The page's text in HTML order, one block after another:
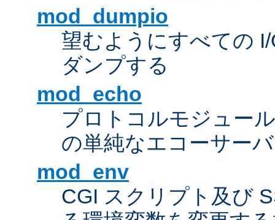
mod_dumpio
望むようにすべての
ダンプする
mod_echo
プロトコルモジュー
の単純なエコーサーバ
mod_env
CGI スクリプト及び